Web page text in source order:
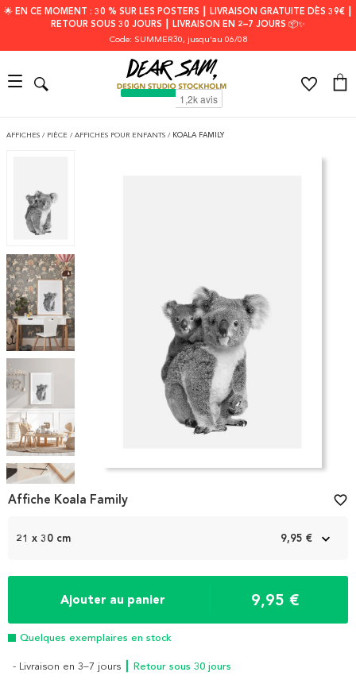
🌟 EN CE MOMENT : 30 % SUR LES POSTERS ┃ LIVRAISON GRATUITE DÈS 39€ ┃
RETOUR SOUS 30 JOURS ┃ LIVRAISON EN 2–7 JOURS 📦✨
Code: SUMMER30, jusqu'au 06/08
AFFICHES / PIÈCE / AFFICHES POUR ENFANTS / KOALA FAMILY
Item
1
21 x 30 cm 9,95 €
Ajouter au panier 9,95 €
Quelques exemplaires en stock
- Livraison en 3–7 jours ┃ Retour sous 30 jours
Affiche Koala Family favorite_border